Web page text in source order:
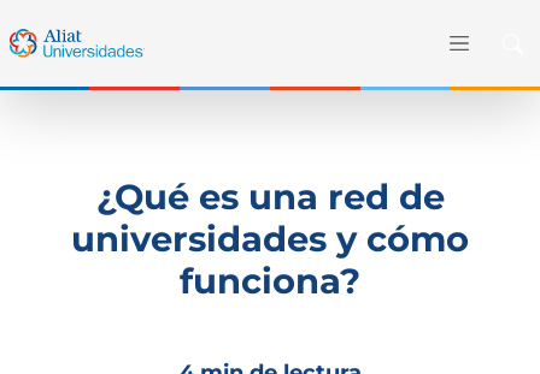
¿Qué es una red de
universidades y cómo
funciona?